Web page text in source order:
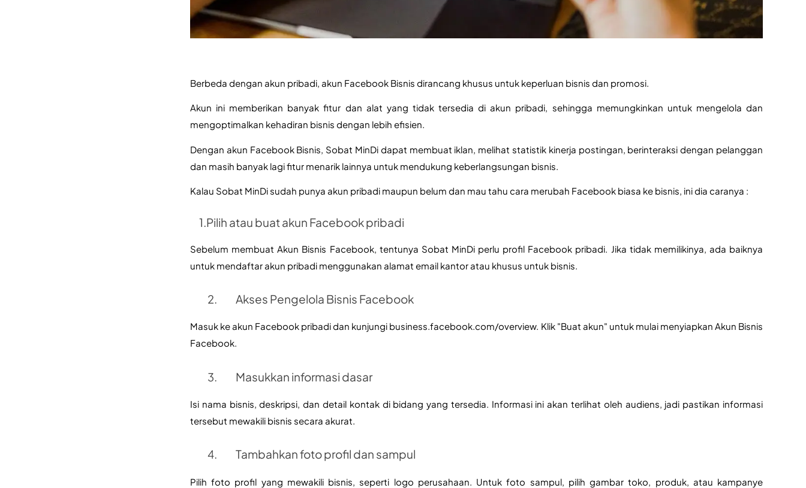
Berbeda dengan akun pribadi, akun Facebook Bisnis dirancang khusus untuk keperluan bisnis dan promosi.
Akun ini memberikan banyak fitur dan alat yang tidak tersedia di akun pribadi, sehingga memungkinkan untuk mengelola dan
mengoptimalkan kehadiran bisnis dengan lebih efisien.
Dengan akun Facebook Bisnis, Sobat MinDi dapat membuat iklan, melihat statistik kinerja postingan, berinteraksi dengan pelanggan
dan masih banyak lagi fitur menarik lainnya untuk mendukung keberlangsungan bisnis.
Kalau Sobat MinDi sudah punya akun pribadi maupun belum dan mau tahu cara merubah Facebook biasa ke bisnis, ini dia caranya :
1.Pilih atau buat akun Facebook pribadi
Sebelum membuat Akun Bisnis Facebook, tentunya Sobat MinDi perlu profil Facebook pribadi. Jika tidak memilikinya, ada baiknya
untuk mendaftar akun pribadi menggunakan alamat email kantor atau khusus untuk bisnis.
Akses Pengelola Bisnis Facebook
Masuk ke akun Facebook pribadi dan kunjungi business.facebook.com/overview. Klik "Buat akun" untuk mulai menyiapkan Akun Bisnis
Facebook.
Masukkan informasi dasar
Isi nama bisnis, deskripsi, dan detail kontak di bidang yang tersedia. Informasi ini akan terlihat oleh audiens, jadi pastikan informasi
tersebut mewakili bisnis secara akurat.
Tambahkan foto profil dan sampul
Pilih foto profil yang mewakili bisnis, seperti logo perusahaan. Untuk foto sampul, pilih gambar toko, produk, atau kampanye